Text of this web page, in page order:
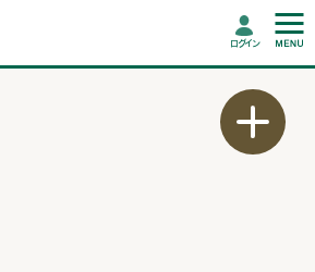
ログイン